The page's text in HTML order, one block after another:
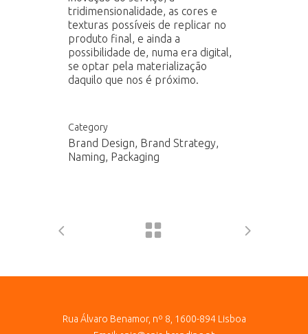
tridimensionalidade, as cores e
texturas possíveis de replicar no
produto final, e ainda a
possibilidade de, numa era digital,
se optar pela materialização
daquilo que nos é próximo.
Category
Brand Design, Brand Strategy,
Naming, Packaging
Rua Álvaro Benamor, nº 8, 1600-894 Lisboa